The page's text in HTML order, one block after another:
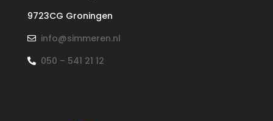
9723CG Groningen
info@simmeren.nl
050 – 541 21 12